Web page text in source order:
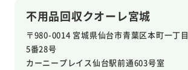
不用品回収クオーレ宮城
〒980-0014 宮城県仙台市青葉区本町一丁目
5番28号
カーニープレイス仙台駅前通603号室